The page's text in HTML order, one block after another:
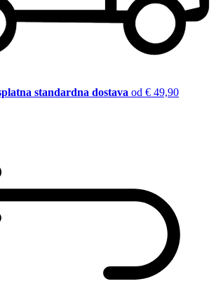
standardna dostava od € 49,90